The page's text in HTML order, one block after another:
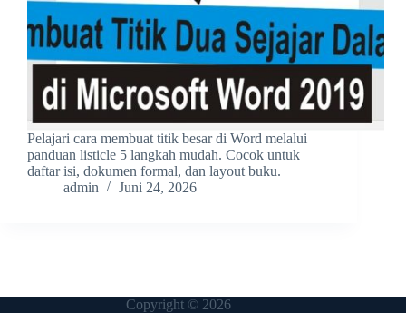
Pelajari cara membuat titik besar di Word melalui
panduan listicle 5 langkah mudah. Cocok untuk
daftar isi, dokumen formal, dan layout buku.
admin
Juni 24, 2026
Copyright © 2026